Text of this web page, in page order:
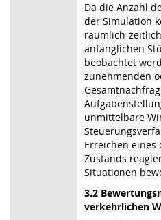
Da die Anzahl
der Simulation
räumlich-
anfänglichen
beobachtet
zunehmenden
unmittelbare
Erreichen
Zustands
Situationen
3.2
verkehrlichen